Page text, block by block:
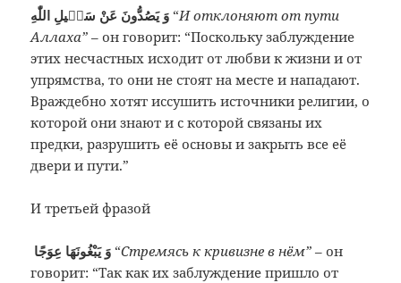
“И отклоняют от пути
Аллаха”– он говорит: “Поскольку заблуждение
этих несчастных исходит от любви к жизни и от
упрямства, то они не стоят на месте и нападают.
Враждебно хотят иссушить источники религии, о
которой они знают и с которой связаны их
предки, разрушить её основы и закрыть все её
двери и пути.”
И третьей фразой
“Стремясь к кривизне в нём”– он
говорит: “Так как их заблуждение пришло от